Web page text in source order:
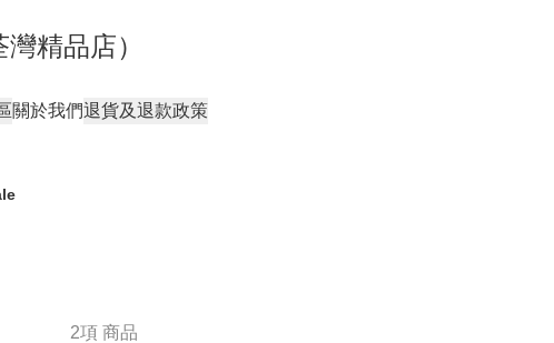
精品店）
關於我們退貨及退款政策
2項 商品